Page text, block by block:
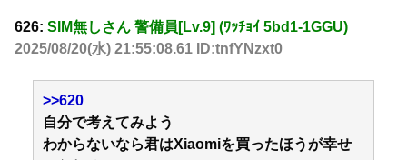
626: SIM無しさん 警備員[Lv.9] (ﾜｯﾁｮｲ 5bd1-1GGU)
2025/08/20(水) 21:55:08.61 ID:tnfYNzxt0
>>620
自分で考えてみよう
わからないなら君はXiaomiを買ったほうが幸せ